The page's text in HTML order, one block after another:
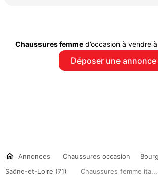
Chaussures femme d’occasion à vendre à
Déposer une annonce
Annonces Chaussures occasion
Saône-et-Loire (71)
Chaussures femme ita...